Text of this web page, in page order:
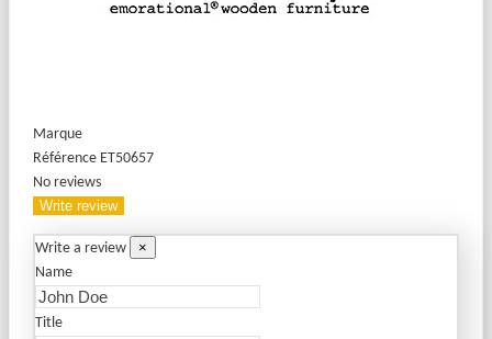
Marque
Référence ET50657
No reviews
Write review
Write a review
×
Name
Title